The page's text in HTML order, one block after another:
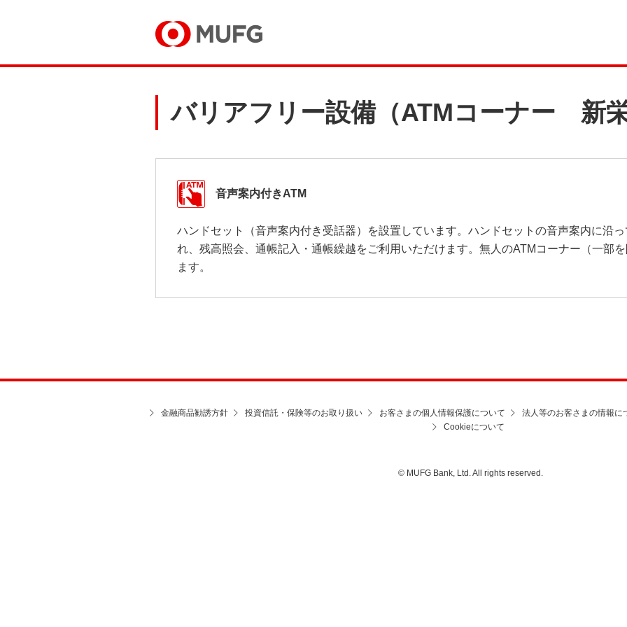
バリアフリー設備（ATMコーナー 新栄
音声案内付きATM
ハンドセット（音声案内付き受話器）を設置しています。ハンドセットの音声案内に沿
れ、残高照会、通帳記入・通帳繰越をご利用いただけます。無人のATMコーナー（一部
ます。
金融商品勧誘方針 投資信託・保険等のお取り扱い お客さまの個人情報保護について 法人等のお客さまの情報に
Cookieについて
© MUFG Bank, Ltd. All rights reserved.